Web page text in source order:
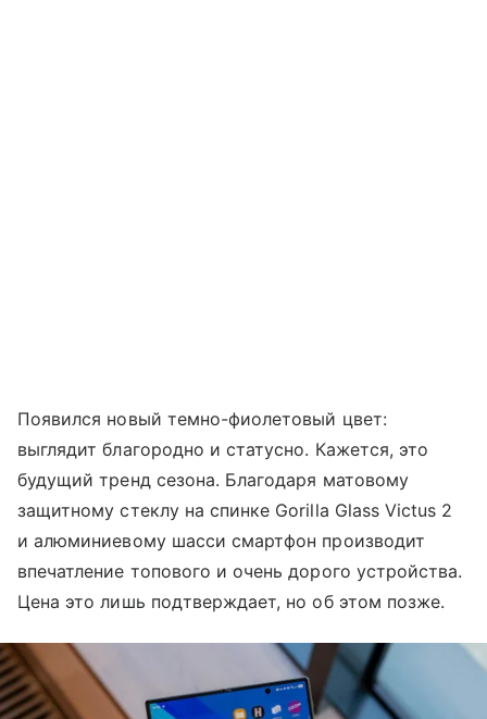
Появился новый темно-фиолетовый цвет:
выглядит благородно и статусно. Кажется, это
будущий тренд сезона. Благодаря матовому
защитному стеклу на спинке Gorilla Glass Victus 2
и алюминиевому шасси смартфон производит
впечатление топового и очень дорого устройства.
Цена это лишь подтверждает, но об этом позже.